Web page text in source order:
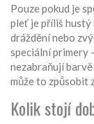
Pouze pokud je
pleť je příliš hustý
dráždění nebo
speciální primery
nezabraňují
může to způsobit
Kolik stojí